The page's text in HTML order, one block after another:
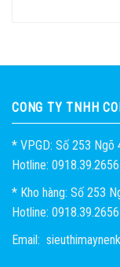
CÔNG TY TNHH
* VPGD: Số 253 Ngõ
Hotline: 0918.39.2656
* Kho hàng: Số 253
Hotline: 0918.39.2656
Email: